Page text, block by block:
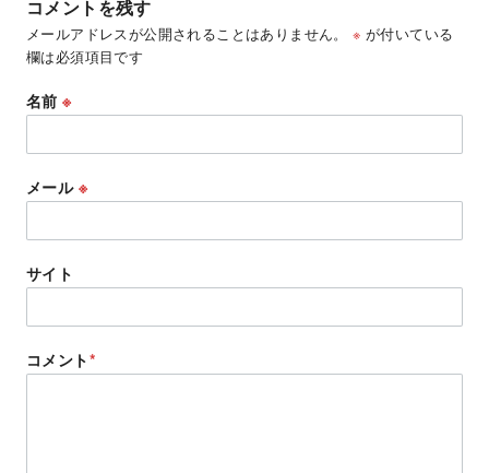
コメントを残す
メールアドレスが公開されることはありません。 ※ が付いている
欄は必須項目です
名前※
メール ※
サイト
コメント*